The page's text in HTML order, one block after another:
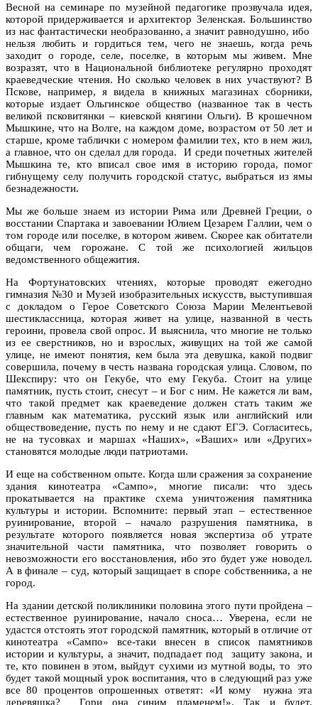
Весной на семинаре по музейной педагогике прозвучала идея,
которой придерживается и архитектор Зеленская. Большинство
из нас фантастически необразованно, а значит равнодушно, ибо
нельзя любить и гордиться тем, чего не знаешь, когда речь
заходит о городе, селе, поселке, в которым мы живем. Мне
возразят, что в Национальной библиотеке регулярно проходят
краеведческие чтения. Но сколько человек в них участвуют? В
Пскове, например, я видела в книжных магазинах сборники,
которые издает Ольгинское общество (названное так в честь
великой псковитянки – киевской княгини Ольги). В крошечном
Мышкине, что на Волге, на каждом доме, возрастом от 50 лет и
старше, кроме таблички с номером фамилии тех, кто в нем жил,
а главное, что он сделал для города. И среди почетных жителей
Мышкина те, кто вписал свое имя в историю города, помог
гибнущему селу получить городской статус, выбраться из ямы
безнадежности.
Мы же больше знаем из истории Рима или Древней Греции, о
восстании Спартака и завоевании Юлием Цезарем Галлии, чем о
том городе или поселке, в котором живем. Скорее как обитатели
общаги, чем горожане. С той же психологией жильцов
ведомственного общежития.
На Фортунатовских чтениях, которые проводят ежегодно
гимназия №30 и Музей изобразительных искусств, выступившая
с докладом о Герое Советского Союза Марии Мелентьевой
шестиклассница, которая живет на улице, названной в честь
героини, провела свой опрос. И выяснила, что многие не только
из ее сверстников, но и взрослых, живущих на той же самой
улице, не имеют понятия, кем была эта девушка, какой подвиг
совершила, почему в честь названа городская улица. Словом, по
Шекспиру: что он Гекубе, что ему Гекуба. Стоит на улице
памятник, пусть стоит, снесут – и Бог с ним. Не кажется ли вам,
что такой предмет как краеведение должен стать таким же
главным как математика, русский язык или английский или
обществоведение, пусть по нему и не сдают ЕГЭ. Согласитесь,
не на тусовках и маршах «Наших», «Ваших» или «Других»
становятся молодые люди патриотами.
И еще на собственном опыте. Когда шли сражения за сохранение
здания кинотеатра «Сампо», многие писали: что здесь
прокатывается на практике схема уничтожения памятника
культуры и истории. Вспомните: первый этап – естественное
руинирование, второй – начало разрушения памятника, в
результате которого появляется новая экспертиза об утрате
значительной части памятника, что позволяет говорить о
невозможности его восстановления, ибо это будет уже новодел.
А в финале – суд, который защищает в споре собственника, а не
город.
На здании детской поликлиники половина этого пути пройдена –
естественное руинирование, начало сноса… Уверена, если не
удастся отстоять этот городской памятник, который в отличие от
кинотеатра «Сампо» все-таки внесен в список памятников
истории и культуры, а значит, подпадает под защиту закона, и
те, кто повинен в этом, выйдут сухими из мутной воды, то это
будет такой мощный урок воспитания, что в следующий раз уже
все 80 процентов опрошенных ответят: «И кому нужна эта
деревяшка? Гори она синим пламенем!». Так и будет.